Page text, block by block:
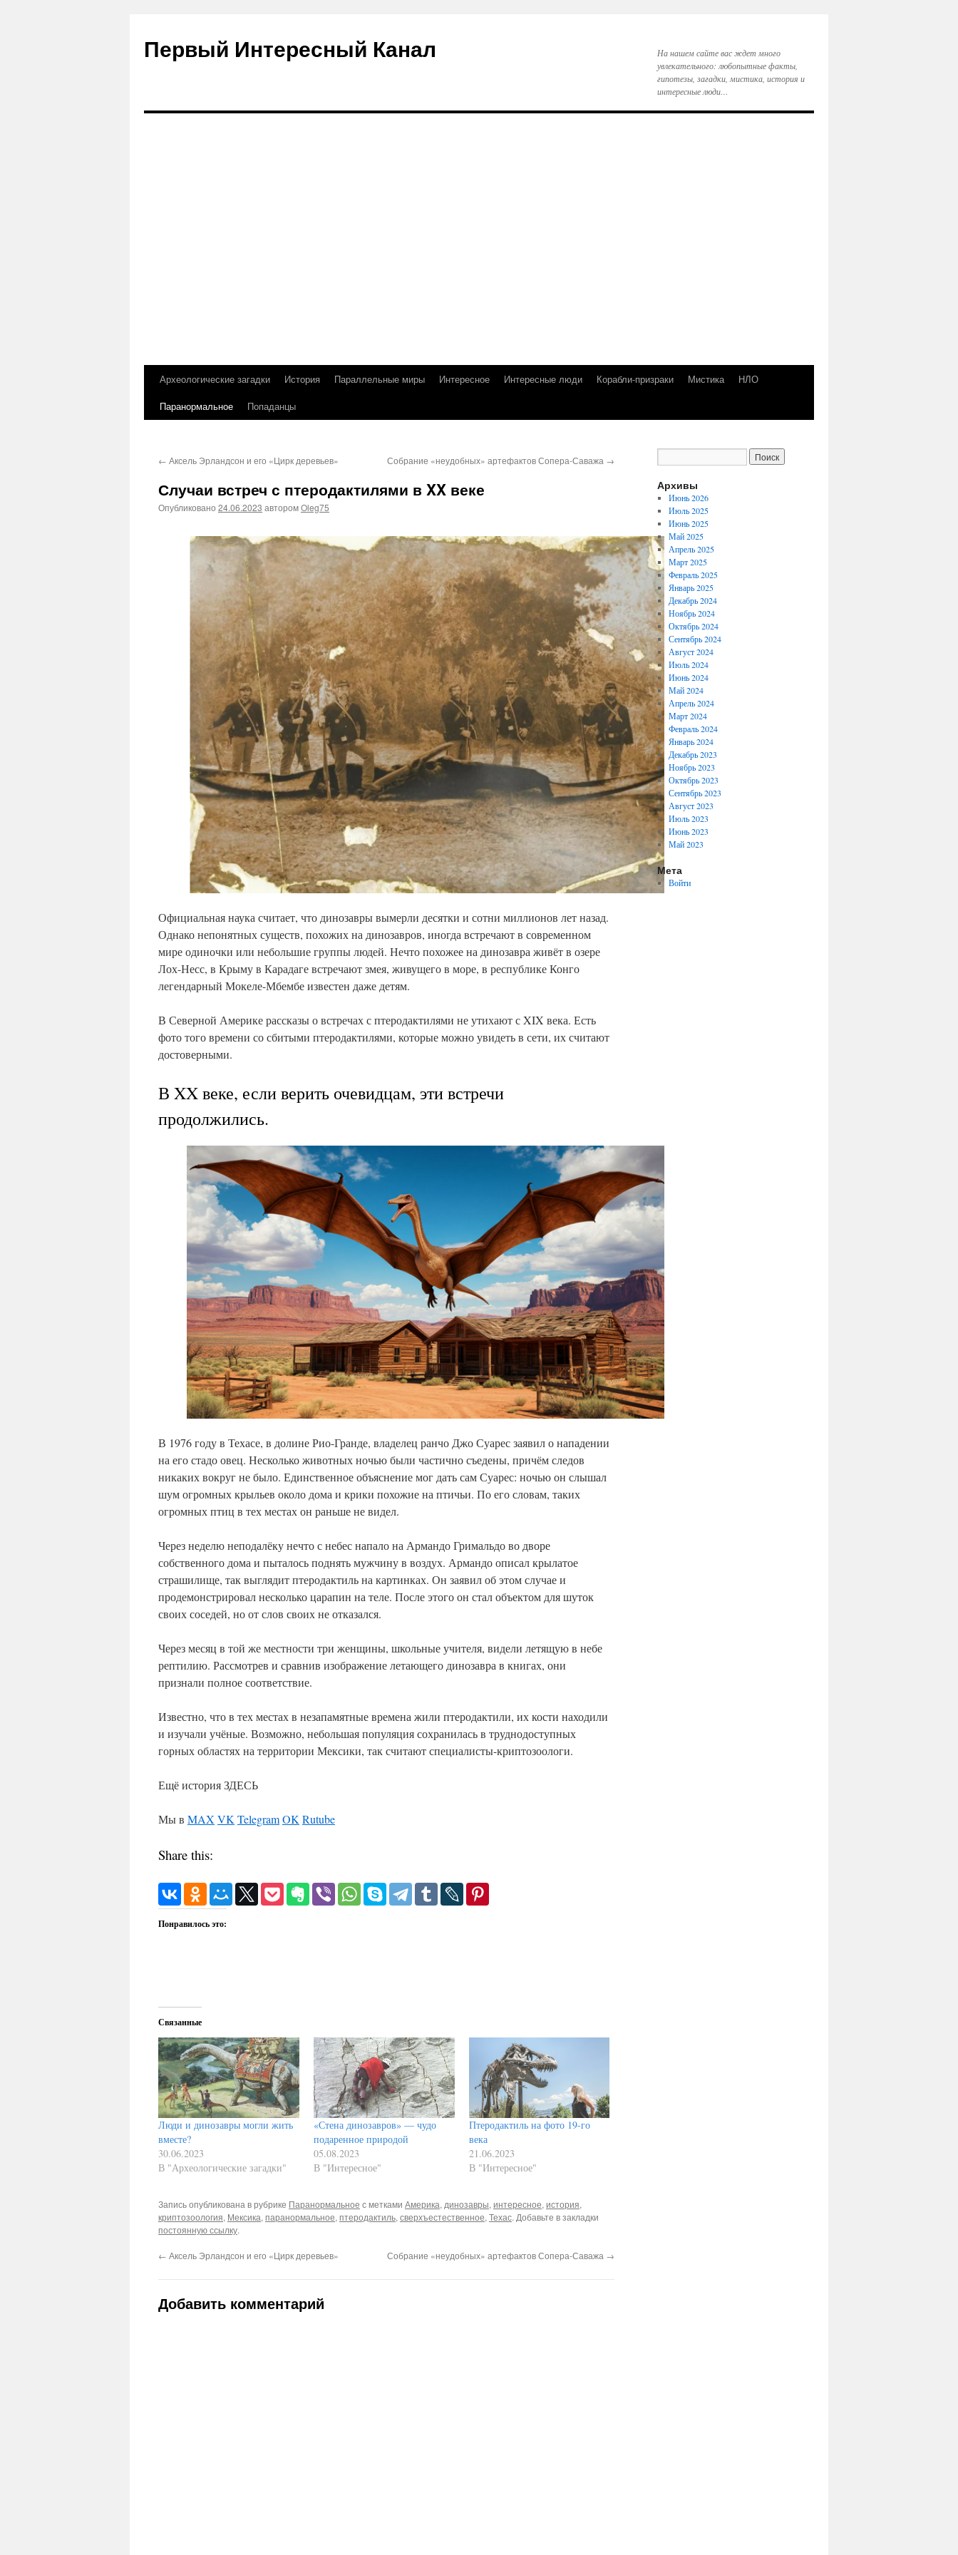
Первый Интересный Канал
На нашем сайте вас ждет много
увлекательного: любопытные факты,
гипотезы, загадки, мистика, история и
интересные люди…
Перейти
Археологические загадки История Параллельные миры Интересное Интересные люди Корабли-призраки Мистика
НЛО
Паранормальное
Попаданцы
← Аксель Эрландсон и его «Цирк деревьев» Собрание «неудобных» артефактов Сопера-Саважа →
Случаи встреч с птеродактилями в XX веке
Опубликовано 24.06.2023 авторомOleg75
Официальная наука считает, что динозавры вымерли десятки и сотни миллионов лет назад.
Однако непонятных существ, похожих на динозавров, иногда встречают в современном
мире одиночки или небольшие группы людей. Нечто похожее на динозавра живёт в озере
Лох-Несс, в Крыму в Карадаге встречают змея, живущего в море, в республике Конго
легендарный Мокеле-Мбембе известен даже детям.
В Северной Америке рассказы о встречах с птеродактилями не утихают с XIX века. Есть
фото того времени со сбитыми птеродактилями, которые можно увидеть в сети, их считают
достоверными.
В XX веке, если верить очевидцам, эти встречи
продолжились.
В 1976 году в Техасе, в долине Рио-Гранде, владелец ранчо Джо Суарес заявил о нападении
на его стадо овец. Несколько животных ночью были частично съедены, причём следов
никаких вокруг не было. Единственное объяснение мог дать сам Суарес: ночью он слышал
шум огромных крыльев около дома и крики похожие на птичьи. По его словам, таких
огромных птиц в тех местах он раньше не видел.
Через неделю неподалёку нечто с небес напало на Армандо Гримальдо во дворе
собственного дома и пыталось поднять мужчину в воздух. Армандо описал крылатое
страшилище, так выглядит птеродактиль на картинках. Он заявил об этом случае и
продемонстрировал несколько царапин на теле. После этого он стал объектом для шуток
своих соседей, но от слов своих не отказался.
Через месяц в той же местности три женщины, школьные учителя, видели летящую в небе
рептилию. Рассмотрев и сравнив изображение летающего динозавра в книгах, они
признали полное соответствие.
Известно, что в тех местах в незапамятные времена жили птеродактили, их кости находили
и изучали учёные. Возможно, небольшая популяция сохранилась в труднодоступных
горных областях на территории Мексики, так считают специалисты-криптозоологи.
Ещё история ЗДЕСЬ
Мы в MAX VKTelegramOKRutube
Share this:
Понравилось это:
Связанные
Люди и динозавры могли жить
вместе?
30.06.2023
В "Археологические загадки"
«Стена динозавров» — чудо
подаренное природой
05.08.2023
В "Интересное"
Птеродактиль на фото 19-го
века
21.06.2023
В "Интересное"
Запись опубликована в рубрике Паранормальное с метками Америка, динозавры, интересное, история,
криптозоология, Мексика, паранормальное, птеродактиль, сверхъестественное, Техас. Добавьте в закладки
постоянную ссылку.
← Аксель Эрландсон и его «Цирк деревьев» Собрание «неудобных» артефактов Сопера-Саважа →
Добавить комментарий
Архивы
Июнь 2026
Июль 2025
Июнь 2025
Май 2025
Апрель 2025
Март 2025
Февраль 2025
Январь 2025
Декабрь 2024
Ноябрь 2024
Октябрь 2024
Сентябрь 2024
Август 2024
Июль 2024
Июнь 2024
Май 2024
Апрель 2024
Март 2024
Февраль 2024
Январь 2024
Декабрь 2023
Ноябрь 2023
Октябрь 2023
Сентябрь 2023
Август 2023
Июль 2023
Июнь 2023
Май 2023
Мета
Войти